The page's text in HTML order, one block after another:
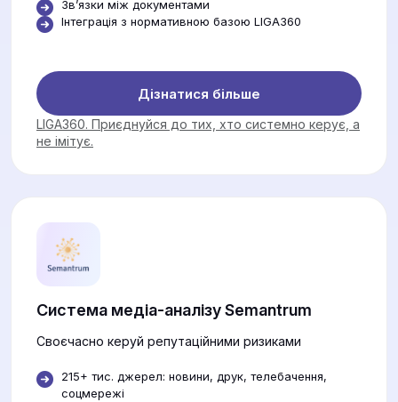
Звʼязки між документами
Інтеграція з нормативною базою LIGA360
Дізнатися більше
LIGA360. Приєднуйся до тих, хто системно керує, а
не імітує.
Система медіа-аналізу Semantrum
Своєчасно керуй репутаційними ризиками
215+ тис. джерел: новини, друк, телебачення,
соцмережі